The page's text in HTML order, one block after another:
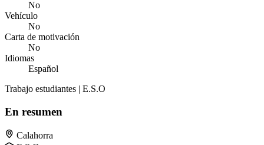
No
Vehículo
No
Carta de motivación
No
Idiomas
Español
Trabajo estudiantes | E.S.O
En resumen
Calahorra